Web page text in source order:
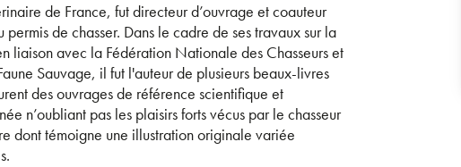
de France, fut directeur d’ouvrage et coauteur
de chasser. Dans le cadre de ses travaux sur la
liaison avec la Fédération Nationale des Chasseurs et
Sauvage, il fut l'auteur de plusieurs beaux-livres
des ouvrages de référence scientifique et
n’oubliant pas les plaisirs forts vécus par le chasseur
dont témoigne une illustration originale variée